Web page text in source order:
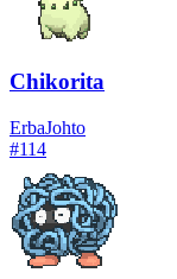
Chikorita
ErbaJohto
#114